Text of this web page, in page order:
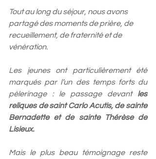
Tout au long du séjour, nous avons
partagé des moments de prière, de
recueillement, de fraternité et de
vénération.
Les jeunes ont particulièrement été
marqués par l’un des temps forts du
pèlerinage : le passage devant les
reliques de saint Carlo Acutis, de sainte
Bernadette et de sainte Thérèse de
Lisieux.
Mais le plus beau témoignage reste